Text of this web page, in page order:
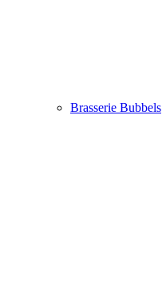
Brasserie Bubbels